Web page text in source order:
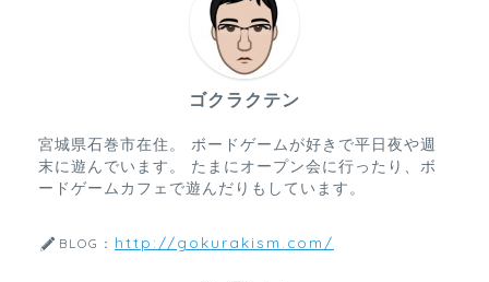
ゴクラクテン
宮城県石巻市在住。 ボードゲームが好きで平日夜や週
末に遊んでいます。 たまにオープン会に行ったり、ボ
ードゲームカフェで遊んだりもしています。
BLOG： http://gokurakism.com/